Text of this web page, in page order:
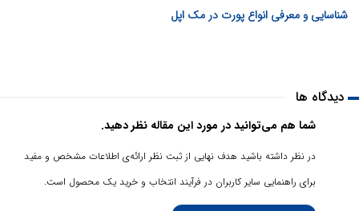
شناسایی و معرفی انواع پورت در مک اپل
دیدگاه ها
شما هم می‌توانید در مورد این مقاله نظر دهید.
در نظر داشته باشید هدف نهایی از ثبت نظر ارائه‌ی اطلاعات مشخص و مفید
برای راهنمایی سایر کاربران در فرآیند انتخاب و خرید یک محصول است.